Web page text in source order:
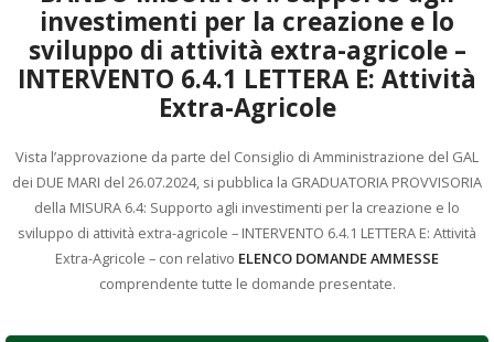
investimenti per la creazione e lo
sviluppo di attività extra-agricole –
INTERVENTO 6.4.1 LETTERA E: Attività
Extra-Agricole
Vista l’approvazione da parte del Consiglio di Amministrazione del GAL
dei DUE MARI del 26.07.2024, si pubblica la GRADUATORIA PROVVISORIA
della MISURA 6.4: Supporto agli investimenti per la creazione e lo
sviluppo di attività extra-agricole – INTERVENTO 6.4.1 LETTERA E: Attività
Extra-Agricole – con relativo ELENCO DOMANDE AMMESSE
comprendente tutte le domande presentate.